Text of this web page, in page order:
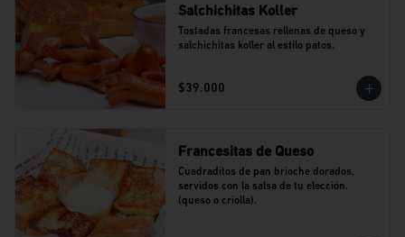
Salchichitas Koller
Tostadas francesas rellenas de queso y
salchichitas koller al estilo patos.
$39.000
Francesitas de Queso
Cuadraditos de pan brioche dorados,
servidos con la salsa de tu elección.
(queso o criolla).